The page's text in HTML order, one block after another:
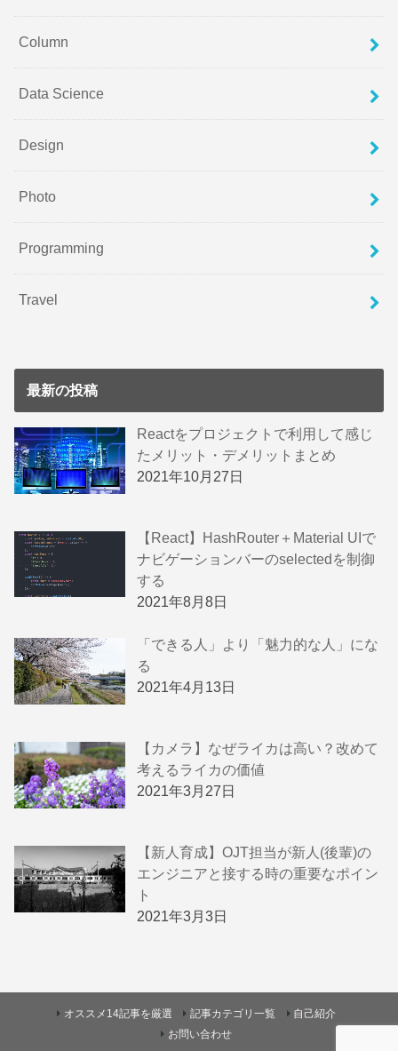
Column
Data Science
Design
Photo
Programming
Travel
最新の投稿
Reactをプロジェクトで利用して感じ
たメリット・デメリットまとめ
2021年10月27日
【React】HashRouter＋Material UIで
ナビゲーションバーのselectedを制御
する
2021年8月8日
「できる人」より「魅力的な人」にな
る
2021年4月13日
【カメラ】なぜライカは高い？改めて
考えるライカの価値
2021年3月27日
【新人育成】OJT担当が新人(後輩)の
エンジニアと接する時の重要なポイン
ト
2021年3月3日
オススメ14記事を厳選 記事カテゴリ一覧
自己紹介
お問い合わせ